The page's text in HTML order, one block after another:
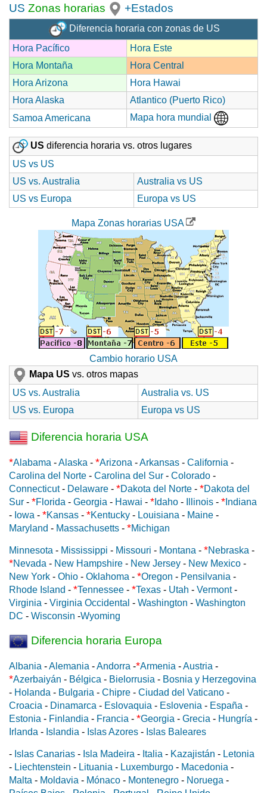
US Zonas horarias +Estados
Diferencia horaria con zonas de US
Hora Pacífico
Hora Este
Hora Montaña
Hora Central
Hora Arizona
Hora Hawai
Hora Alaska
Atlantico (Puerto Rico)
Samoa Americana
Mapa hora mundial
US diferencia horaria vs. otros lugares
US vs US
US vs. Australia
Australia vs US
US vs Europa
Europa vs US
Mapa Zonas horarias USA
Cambio horario USA
Mapa US vs. otros mapas
US vs. Australia
Australia vs. US
US vs. Europa
Europa vs US
Diferencia horaria USA
*Alabama -Alaska - *Arizona -Arkansas - California -
Carolina del Norte - Carolina del Sur - Colorado -
Connecticut- Delaware - *Dakota del Norte - *Dakota del
Sur - *Florida - Georgia - Hawai - * Idaho - Illinois - * Indiana
- Iowa - *Kansas - *Kentucky - Louisiana - Maine -
Maryland - Massachusetts - *Michigan
Minnesota - Mississippi - Missouri - Montana - *Nebraska -
*Nevada - New Hampshire - New Jersey - New Mexico -
New York - Ohio - Oklahoma - *Oregon - Pensilvania -
Rhode Island - *Tennessee - *Texas - Utah - Vermont-
Virginia - Virginia Occidental - Washington - Washington
DC - Wisconsin -Wyoming
Diferencia horaria Europa
Albania -Alemania -Andorra -*Armenia -Austria -
*Azerbaiyán - Bélgica - Bielorrusia - Bosnia y Herzegovina
- Holanda - Bulgaria - Chipre - Ciudad del Vaticano -
Croacia - Dinamarca - Eslovaquia - Eslovenia - España -
Estonia - Finlandia - Francia - *Georgia - Grecia - Hungría -
Irlanda - Islandia - Islas Azores - Islas Baleares
- Islas Canarias - Isla Madeira - Italia - Kazajistán - Letonia
- Liechtenstein - Lituania - Luxemburgo - Macedonia -
Malta - Moldavia - Mónaco - Montenegro - Noruega -